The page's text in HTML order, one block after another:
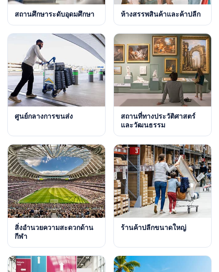
สถานศึกษาระดับอุดมศึกษา ห้างสรรพสินค้าและค้าปลีก
ศูนย์กลางการขนส่ง
สถานที่ทางประวัติศาสตร์
และวัฒนธรรม
สิ่งอำนวยความสะดวกด้าน
กีฬา
ร้านค้าปลีกขนาดใหญ่